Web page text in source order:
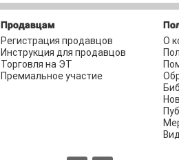
Продавцам
Регистрация продавцов
Инструкция для продавцов
Торговля на ЭТ
Премиальное участие
О